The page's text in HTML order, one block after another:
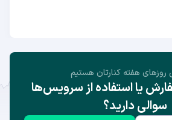
روز‌های هفته کنارتان هستیم
یا استفاده از سرویس‌ها
سوالی دارید؟